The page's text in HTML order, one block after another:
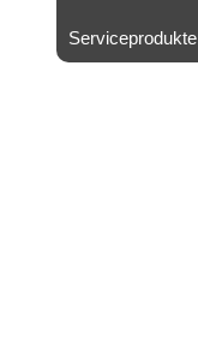
Serviceprodukte